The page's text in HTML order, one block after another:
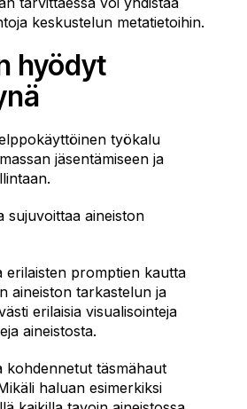
keskustelun metatietoihin.
hyödyt
työkalu
jäsentämiseen ja
sujuvoittaa aineiston
erilaisten promptien kautta
aineiston tarkastelun ja
erilaisia visualisointeja
aineistosta.
kohdennetut täsmähaut
haluan esimerkiksi